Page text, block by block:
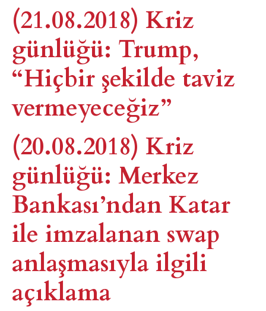
(21.08.2018) Kriz
günlüğü: Trump,
“Hiçbir şekilde taviz
vermeyeceğiz”
(20.08.2018) Kriz
günlüğü: Merkez
Bankası’ndan Katar
ile imzalanan swap
anlaşmasıyla ilgili
açıklama